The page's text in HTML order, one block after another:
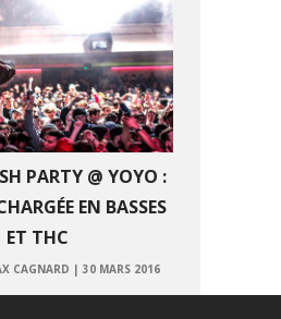
PARTY @ YOYO :
EN BASSES
ET THC
CAGNARD | 30 MARS 2016